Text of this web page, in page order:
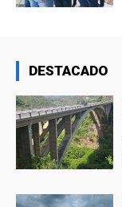
DESTACADO